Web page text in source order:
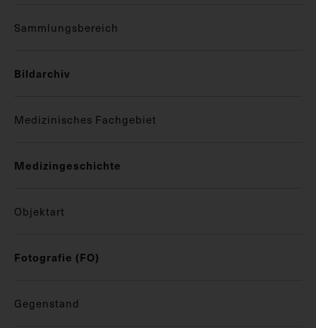
Sammlungsbereich
Bildarchiv
Medizinisches Fachgebiet
Medizingeschichte
Objektart
Fotografie (FO)
Gegenstand